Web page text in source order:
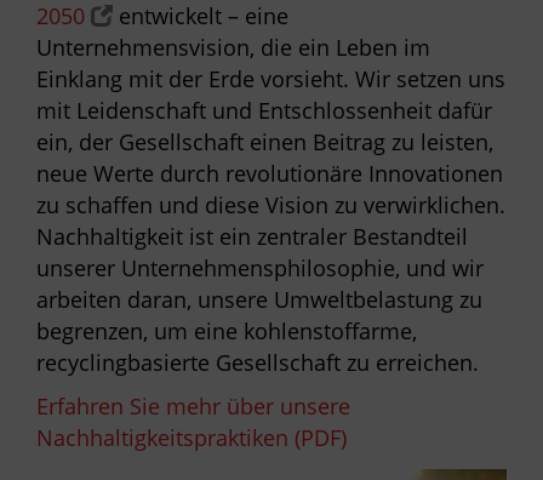
2050
entwickelt – eine
Unternehmensvision, die ein Leben im
Einklang mit der Erde vorsieht. Wir setzen uns
mit Leidenschaft und Entschlossenheit dafür
ein, der Gesellschaft einen Beitrag zu leisten,
neue Werte durch revolutionäre Innovationen
zu schaffen und diese Vision zu verwirklichen.
Nachhaltigkeit ist ein zentraler Bestandteil
unserer Unternehmensphilosophie, und wir
arbeiten daran, unsere Umweltbelastung zu
begrenzen, um eine kohlenstoffarme,
recyclingbasierte Gesellschaft zu erreichen.
Erfahren Sie mehr über unsere
Nachhaltigkeitspraktiken (PDF)